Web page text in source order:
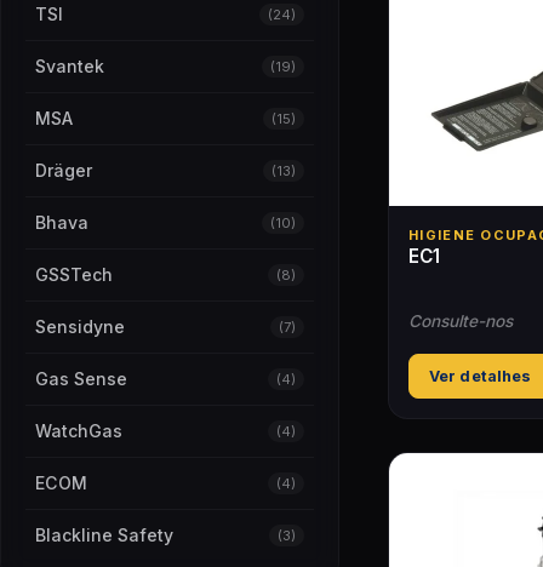
TSI (24)
Svantek (19)
MSA (15)
Dräger (13)
Bhava (10)
GSSTech (8)
Sensidyne (7)
Gas Sense (4)
WatchGas (4)
ECOM (4)
Blackline Safety (3)
HIGIENE
EC1
Consulte-nos
Ver detalhes